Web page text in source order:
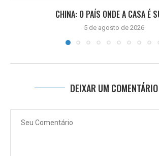
CHINA: O PAÍS ONDE A CASA É
5 de agosto de 2026
DEIXAR UM COMENTÁRIO